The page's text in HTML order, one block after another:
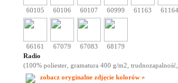
60105 60106 60107 60999 61163 61164
66161 67079 67083
68179
Radio
(100% poliester, gramatura 400 g/m2,
zobacz oryginalne zdjęcie kolorów »